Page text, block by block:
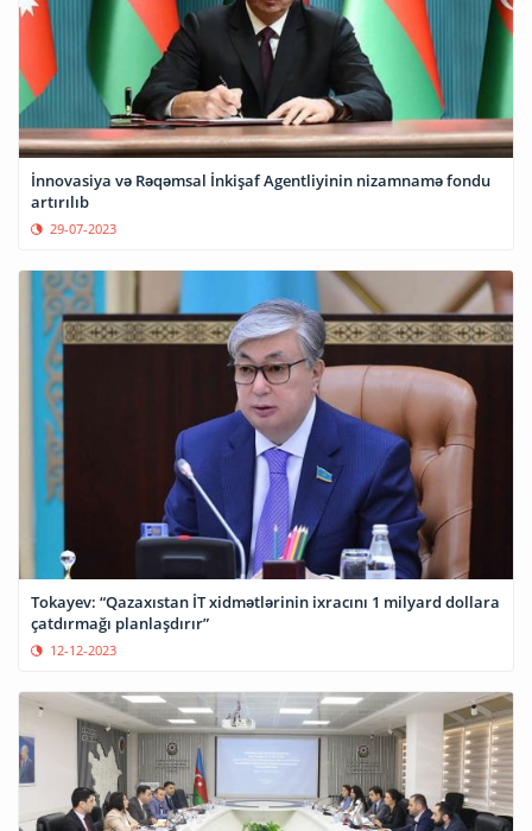
İnnovasiya və Rəqəmsal İnkişaf Agentliyinin nizamnamə fondu
artırılıb
29-07-2023
Tokayev: “Qazaxıstan İT xidmətlərinin ixracını 1 milyard dollara
çatdırmağı planlaşdırır”
12-12-2023